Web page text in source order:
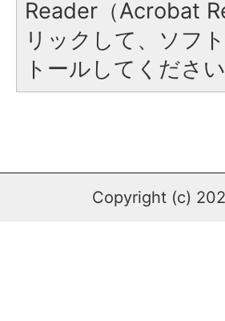
Reader（Acrobat
リックして、ソフ
トールしてください
Copyright (c)